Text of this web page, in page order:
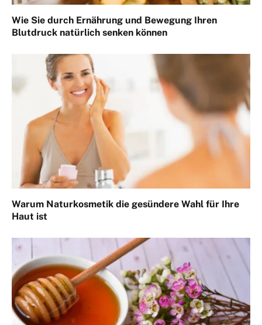
Wie Sie durch Ernährung und Bewegung Ihren
Blutdruck natürlich senken können
Warum Naturkosmetik die gesündere Wahl für Ihre
Haut ist